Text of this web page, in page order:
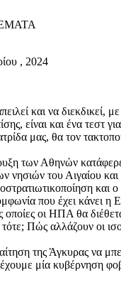
, 2024
και να διεκδικεί,
είναι και ένα τεστ
μας, θα τον
των Αθηνών
νησιών του Αιγαίου
που έχει κάνει
οποίες οι ΗΠΑ θα
Πώς αλλάζουν οι
της Άγκυρας να
μία κυβέρνηση